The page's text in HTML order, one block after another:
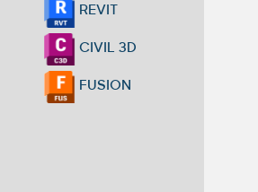
REVIT
CIVIL 3D
FUSION